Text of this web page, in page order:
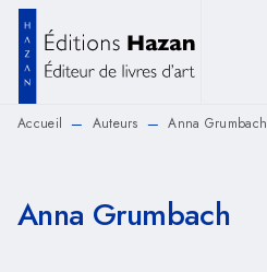
MENU RECHERCHE
PIED DE PAGE
Accueil — Auteurs — Anna Grumbach
Anna Grumbach